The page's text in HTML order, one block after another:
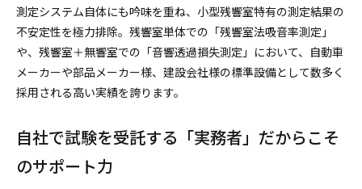
測定システム自体にも吟味を重ね、小型残響室特有の測定結果の
不安定性を極力排除。残響室単体での「残響室法吸音率測定」
や、残響室＋無響室での「音響透過損失測定」において、自動車
メーカーや部品メーカー様、建設会社様の標準設備として数多く
採用される高い実績を誇ります。
自社で試験を受託する「実務者」だからこそ
のサポート力